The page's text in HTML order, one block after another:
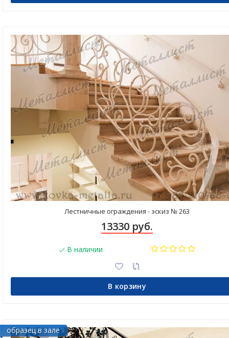
Лестничные ограждения - эскиз № 263
13330 руб.
В наличии
В корзину
образец в зале